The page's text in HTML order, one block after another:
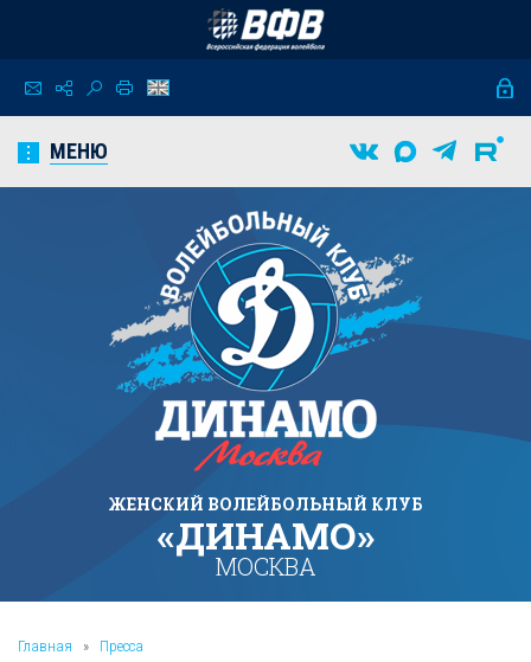
МЕНЮ
ЖЕНСКИЙ ВОЛЕЙБОЛЬНЫЙ КЛУБ
«ДИНАМО»
МОСКВА
Главная » Пресса